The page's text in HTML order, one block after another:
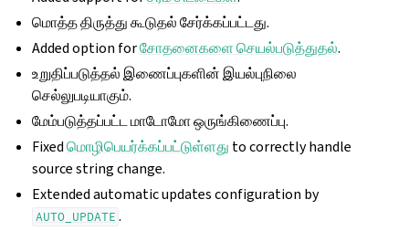
மொத்த திருத்து கூடுதல் சேர்க்கப்பட்டது.
Added option forசோதனைகளை செயல்படுத்துதல்.
உறுதிப்படுத்தல் இணைப்புகளின் இயல்புநிலை
செல்லுபடியாகும்.
மேம்படுத்தப்பட்ட மாடோமோ ஒருங்கிணைப்பு.
Fixedமொழிபெயர்க்கப்பட்டுள்ளது to correctly handle
source string change.
Extended automatic updates configuration by
AUTO_UPDATE .